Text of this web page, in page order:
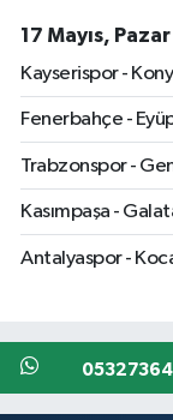
17 Mayıs, Pazar
Kayserispor -
Fenerbahçe -
Trabzonspor -
Kasımpaşa -
Antalyaspor -